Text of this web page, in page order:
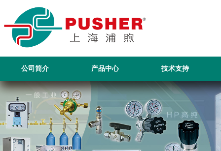
公司简介 产品中心 技术支持